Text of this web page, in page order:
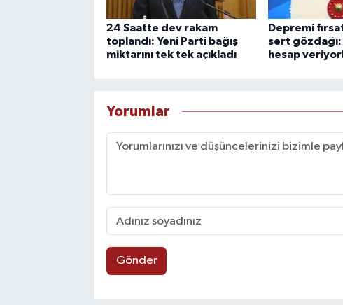
24 Saatte dev rakam
toplandı: Yeni Parti bağış
miktarını tek tek açıkladı
Depremi
sert
hesap
Yorumlar
Gönder